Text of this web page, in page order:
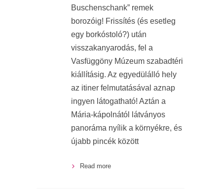
Buschenschank” remek
borozóig! Frissítés (és esetleg
egy borkóstoló?) után
visszakanyarodás, fel a
Vasfüggöny Múzeum szabadtéri
kiállításig. Az egyedülálló hely
az itiner felmutatásával aznap
ingyen látogatható! Aztán a
Mária-kápolnától látványos
panoráma nyílik a környékre, és
újabb pincék között
Read more